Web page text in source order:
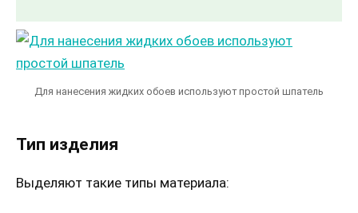
Для нанесения жидких обоев используют простой шпатель
Тип изделия
Выделяют такие типы материала: